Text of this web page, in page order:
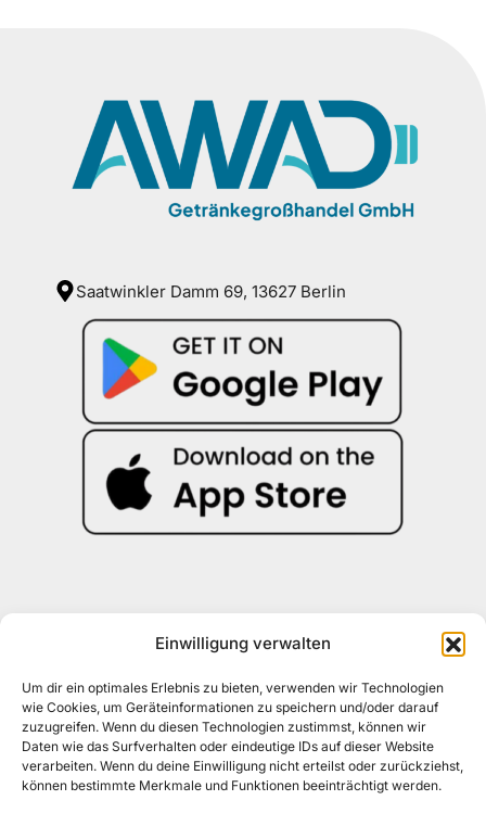
Einwilligung verwalten
Um dir ein optimales Erlebnis zu bieten, verwenden wir Technologien
wie Cookies, um Geräteinformationen zu speichern und/oder darauf
zuzugreifen. Wenn du diesen Technologien zustimmst, können wir
Daten wie das Surfverhalten oder eindeutige IDs auf dieser Website
verarbeiten. Wenn du deine Einwilligung nicht erteilst oder zurückziehst,
können bestimmte Merkmale und Funktionen beeinträchtigt werden.
Saatwinkler Damm 69, 13627 Berlin
kontakt@awad-getraenke.de
Unsere Richtlinien
ALLGEMEINE GESCHÄFTSBEDINGUNGEN